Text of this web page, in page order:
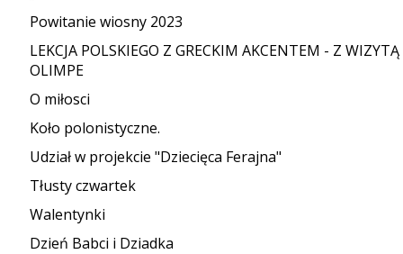
Powitanie wiosny 2023
LEKCJA POLSKIEGO Z GRECKIM AKCENTEM - Z
OLIMPE
O miłosci
Koło polonistyczne.
Udział w projekcie "Dziecięca Ferajna"
Tłusty czwartek
Walentynki
Dzień Babci i Dziadka